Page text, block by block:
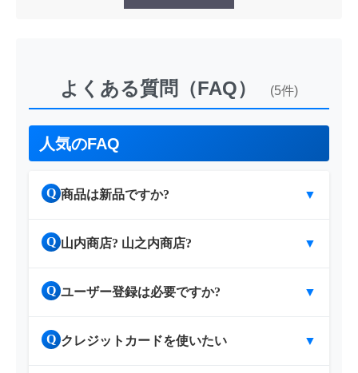
よくある質問（FAQ） (5件)
人気のFAQ
Q 商品は新品ですか? ▼
Q 山内商店? 山之内商店? ▼
Q ユーザー登録は必要ですか? ▼
Q クレジットカードを使いたい ▼